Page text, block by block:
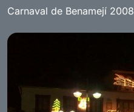
Carnaval de Benamejí 2008